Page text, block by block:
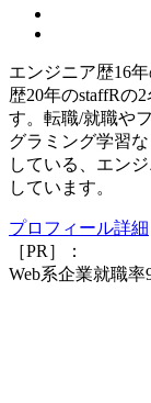
エンジニア歴16
歴20年のstaffRの
す。転職/就職や
グラミング学習
している、エン
しています。
プロフィール詳細
［PR］：
Web系企業就職率